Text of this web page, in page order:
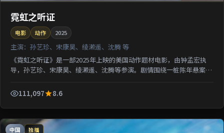
霓虹之听证
电影 动作 2025
主演： 孙艺珍、宋康昊、绫濑遥、沈腾 等
《霓虹之听证》是一部2025年上映的美国动作题材电影，由钟孟宏执
导，孙艺珍、宋康昊、绫濑遥、沈腾等参演。剧情围绕一桩陈年悬案与
111,097
8.6
中国 独播